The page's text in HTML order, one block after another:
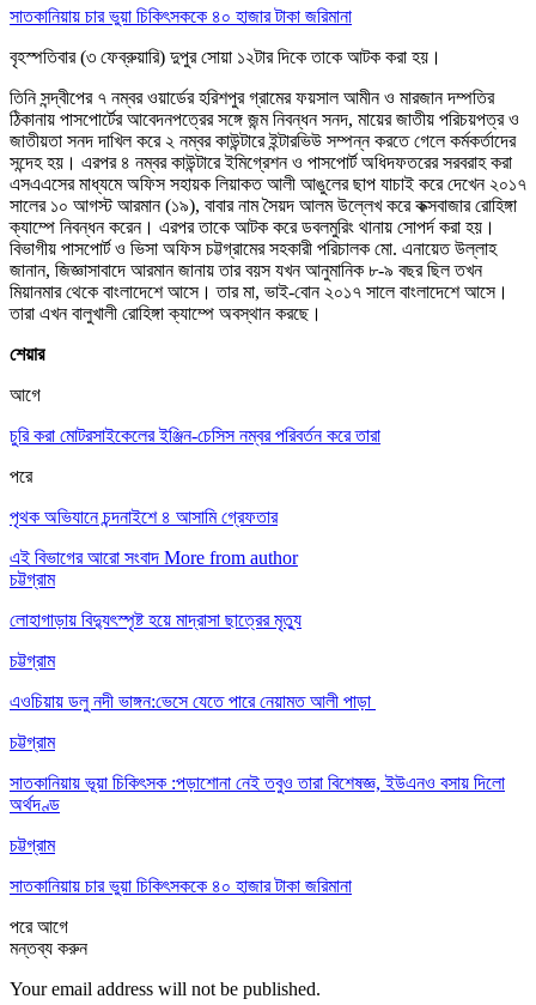
সাতকানিয়ায় চার ভুয়া চিকিৎসককে ৪০ হাজার টাকা জরিমানা
বৃহস্পতিবার (৩ ফেব্রুয়ারি) দুপুর সোয়া ১২টার দিকে তাকে আটক করা হয়।
তিনি সন্দ্বীপের ৭ নম্বর ওয়ার্ডের হরিশপুর গ্রামের ফয়সাল আমীন ও মারজান দম্পতির
ঠিকানায় পাসপোর্টের আবেদনপত্রের সঙ্গে জন্ম নিবন্ধন সনদ, মায়ের জাতীয় পরিচয়পত্র ও
জাতীয়তা সনদ দাখিল করে ২ নম্বর কাউন্টারে ইন্টারভিউ সম্পন্ন করতে গেলে কর্মকর্তাদের
সন্দেহ হয়। এরপর ৪ নম্বর কাউন্টারে ইমিগ্রেশন ও পাসপোর্ট অধিদফতরের সরবরাহ করা
এসএএসের মাধ্যমে অফিস সহায়ক লিয়াকত আলী আঙুলের ছাপ যাচাই করে দেখেন ২০১৭
সালের ১০ আগস্ট আরমান (১৯), বাবার নাম সৈয়দ আলম উল্লেখ করে কক্সবাজার রোহিঙ্গা
ক্যাম্পে নিবন্ধন করেন। এরপর তাকে আটক করে ডবলমুরিং থানায় সোপর্দ করা হয়।
বিভাগীয় পাসপোর্ট ও ভিসা অফিস চট্টগ্রামের সহকারী পরিচালক মো. এনায়েত উল্লাহ
জানান, জিজ্ঞাসাবাদে আরমান জানায় তার বয়স যখন আনুমানিক ৮-৯ বছর ছিল তখন
মিয়ানমার থেকে বাংলাদেশে আসে। তার মা, ভাই-বোন ২০১৭ সালে বাংলাদেশে আসে।
তারা এখন বালুখালী রোহিঙ্গা ক্যাম্পে অবস্থান করছে।
শেয়ার
আগে
চুরি করা মোটরসাইকেলের ইঞ্জিন-চেসিস নম্বর পরিবর্তন করে তারা
পরে
পৃথক অভিযানে চন্দনাইশে ৪ আসামি গ্রেফতার
এই বিভাগের আরো সংবাদ More from author
চট্টগ্রাম
লোহাগাড়ায় বিদ্যুৎস্পৃষ্ট হয়ে মাদ্রাসা ছাত্রের মৃত্যু
চট্টগ্রাম
এওচিয়ায় ডলু নদী ভাঙ্গন:ভেসে যেতে পারে নেয়ামত আলী পাড়া
চট্টগ্রাম
সাতকানিয়ায় ভূয়া চিকিৎসক :পড়াশোনা নেই তবুও তারা বিশেষজ্ঞ, ইউএনও বসায় দিলো
অর্থদণ্ড
চট্টগ্রাম
সাতকানিয়ায় চার ভুয়া চিকিৎসককে ৪০ হাজার টাকা জরিমানা
পরেআগে
মন্তব্য করুন
Your email address will not be published.